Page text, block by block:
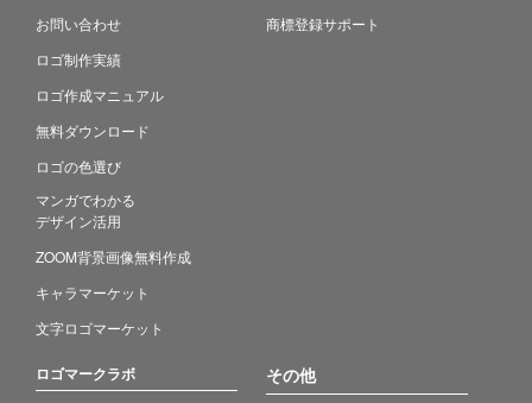
お問い合わせ
ロゴ制作実績
ロゴ作成マニュアル
無料ダウンロード
ロゴの色選び
マンガでわかる
デザイン活用
ZOOM背景画像無料作成
キャラマーケット
文字ロゴマーケット
商標登録サポート
ロゴマークラボ その他